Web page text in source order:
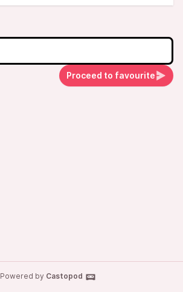
Proceed to favourite
Powered by Castopod